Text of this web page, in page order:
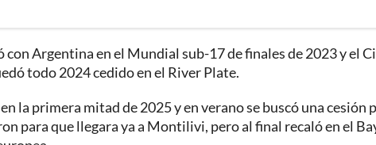
Argentina en el Mundial sub-17 de finales de 2023 y el
todo 2024 cedido en el River Plate.
la primera mitad de 2025 y en verano se buscó una cesión
para que llegara ya a Montilivi, pero al final recaló en el